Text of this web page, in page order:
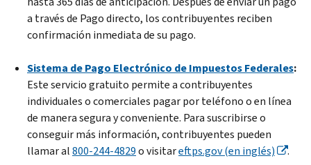
a través de Pago directo, los contribuyentes reciben
confirmación inmediata de su pago.
Sistema de Pago Electrónico de Impuestos Federales:
Este servicio gratuito permite a contribuyentes
individuales o comerciales pagar por teléfono o en línea
de manera segura y conveniente. Para suscribirse o
conseguir más información, contribuyentes pueden
llamar al800-244-4829o visitareftps.gov (en inglés) .